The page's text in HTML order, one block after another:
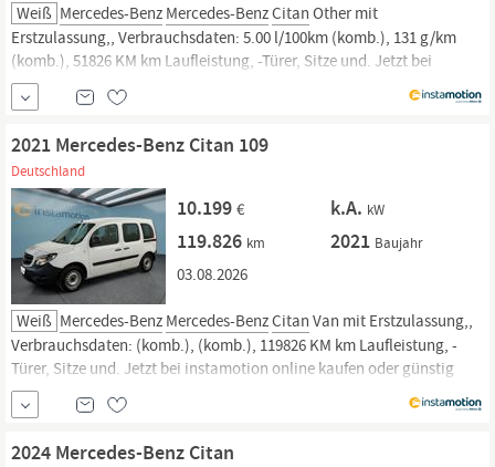
Weiß Mercedes-Benz Mercedes-BenzCitan Other mit
Erstzulassung,, Verbrauchsdaten: 5.00 l/100km (komb.), 131 g/km
(komb.), 51826 KM km Laufleistung, -Türer, Sitze und. Jetzt bei
instamotion online kaufen oder günstig finanzieren. Nur geprüfte
Fahrzeuge mit Garantie, 14 Tage Rückgaberecht und Lieferung vor die
2021 Mercedes-Benz Citan 109
Deutschland
10.199 € k.A. kW
119.826 km 2021 Baujahr
03.08.2026
Weiß Mercedes-Benz Mercedes-BenzCitan Van mit Erstzulassung,,
Verbrauchsdaten: (komb.), (komb.), 119826 KM km Laufleistung, -
Türer, Sitze und. Jetzt bei instamotion online kaufen oder günstig
finanzieren. Nur geprüfte Fahrzeuge mit Garantie, 14 Tage
Rückgaberecht und Lieferung vor die Haustür. Jetzt informieren!
2024 Mercedes-Benz Citan